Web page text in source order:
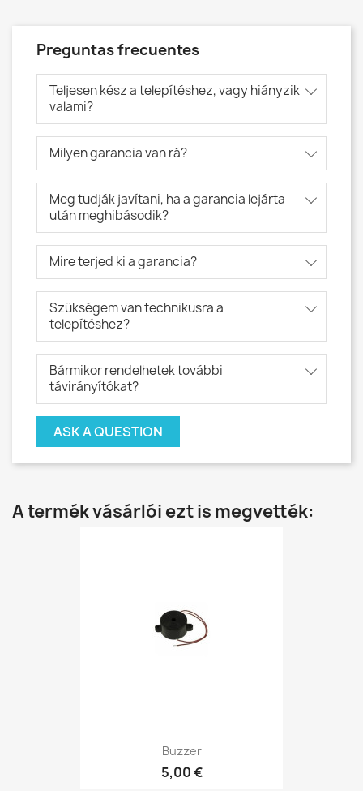
Preguntas frecuentes
Teljesen kész a telepítéshez, vagy hiányzik
valami?
Milyen garancia van rá?
Meg tudják javítani, ha a garancia lejárta
után meghibásodik?
Mire terjed ki a garancia?
Szükségem van technikusra a
telepítéshez?
Bármikor rendelhetek további
távirányítókat?
ASK A QUESTION
A termék vásárlói ezt is megvették:
Buzzer
5,00 €